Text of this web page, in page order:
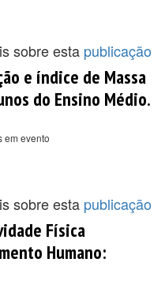
sobre esta publicação
e índice de Massa
do Ensino Médio.
em evento
sobre esta publicação
Física
Humano: